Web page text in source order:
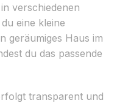
verschiedenen
eine kleine
geräumiges Haus im
du das passende
transparent und